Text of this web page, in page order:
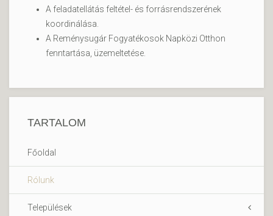
A feladatellátás feltétel- és forrásrendszerének
koordinálása.
A Reménysugár Fogyatékosok Napközi Otthon
fenntartása, üzemeltetése.
TARTALOM
Főoldal
Rólunk
Települések